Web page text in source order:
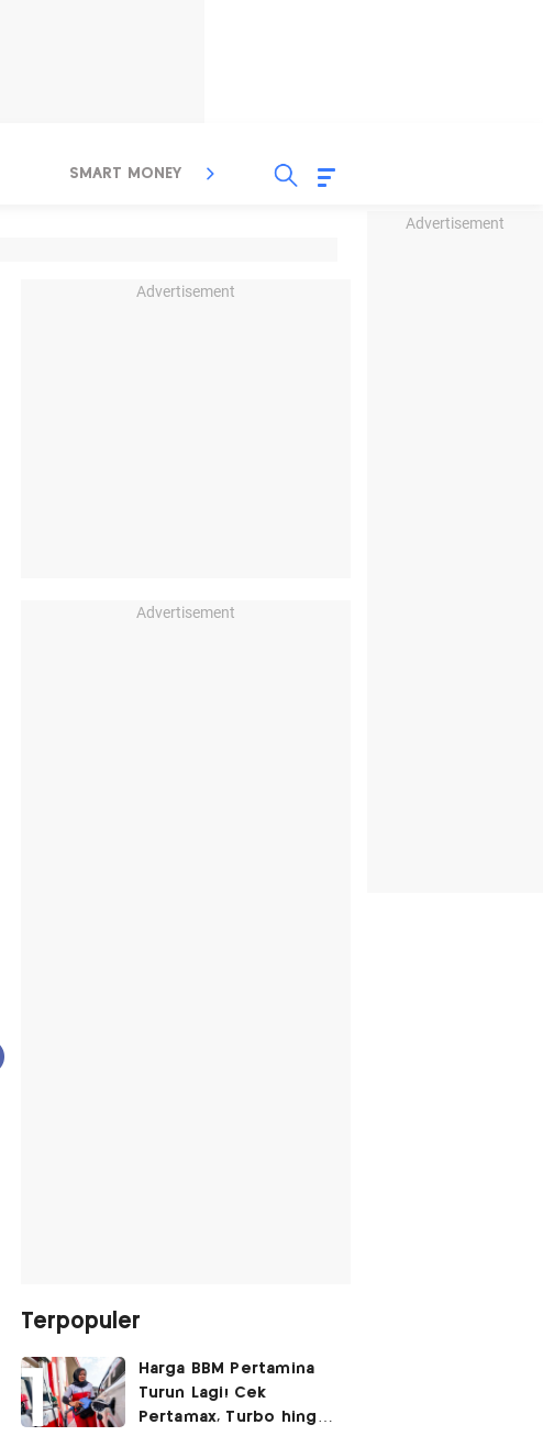
Advertisement
SMART MONEY INSPIRASI BISNIS
Advertisement
Advertisement
Terpopuler
Harga BBM Pertamina
Turun Lagi! Cek
Pertamax, Turbo hingga